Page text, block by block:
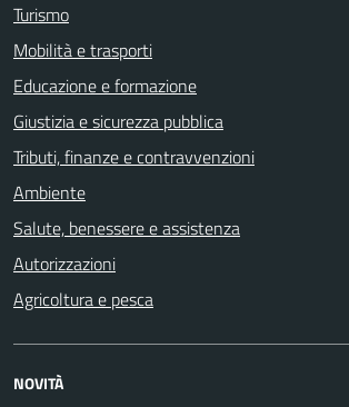
Turismo
Mobilità e trasporti
Educazione e formazione
Giustizia e sicurezza pubblica
Tributi, finanze e contravvenzioni
Ambiente
Salute, benessere e assistenza
Autorizzazioni
Agricoltura e pesca
NOVITÀ